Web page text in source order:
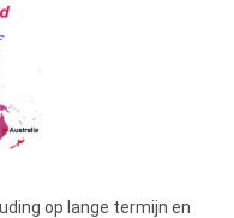
op lange termijn en